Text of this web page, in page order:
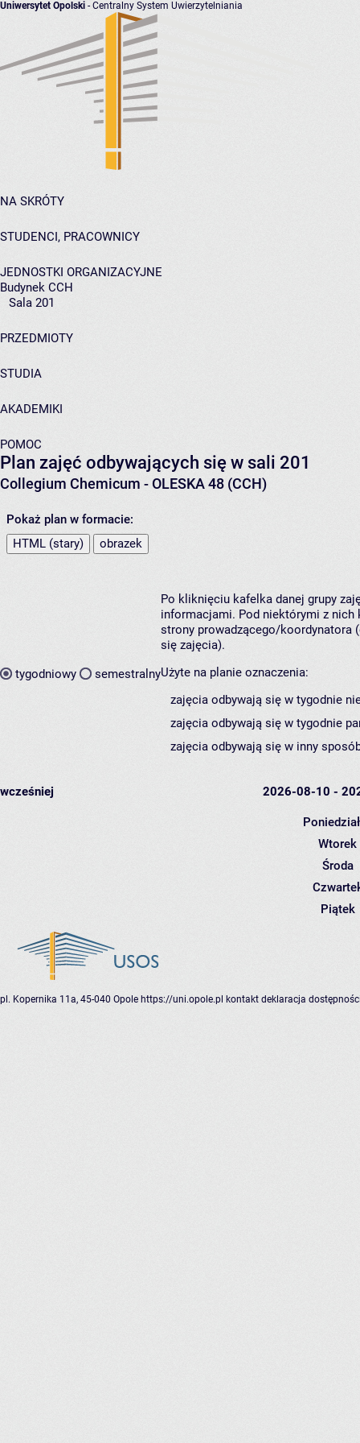
Uniwersytet Opolski - Centralny System Uwierzytelniania
NA SKRÓTY
STUDENCI, PRACOWNICY
JEDNOSTKI ORGANIZACYJNE
Budynek CCH
Sala 201
PRZEDMIOTY
STUDIA
AKADEMIKI
POMOC
Plan zajęć odbywających się w sali 201
Collegium Chemicum - OLESKA 48 (CCH)
Pokaż plan w formacie:
HTML (stary)
obrazek
tygodniowy semestralny
Po kliknięciu kafelka danej grupy
informacjami. Pod niektórymi z nich
strony prowadzącego/koordynatora
się zajęcia).
Użyte na planie oznaczenia:
zajęcia odbywają się w tygodnie
zajęcia odbywają się w tygodnie
zajęcia odbywają się w inny
wcześniej 2026-08-10 -
Wtorek
Środa
Piątek
pl. Kopernika 11a, 45-040 Opole https://uni.opole.pl kontakt deklaracja